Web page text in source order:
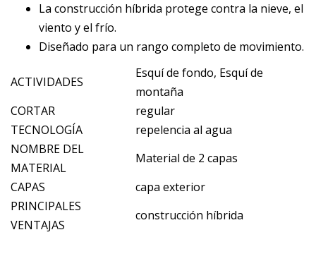
La construcción híbrida protege contra la nieve, el
viento y el frío.
Diseñado para un rango completo de movimiento.
ACTIVIDADES
Esquí de fondo, Esquí de
montaña
CORTAR
regular
TECNOLOGÍA
repelencia al agua
NOMBRE DEL
MATERIAL
Material de 2 capas
CAPAS
capa exterior
PRINCIPALES
VENTAJAS
construcción híbrida